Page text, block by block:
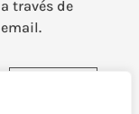
a través de
email.